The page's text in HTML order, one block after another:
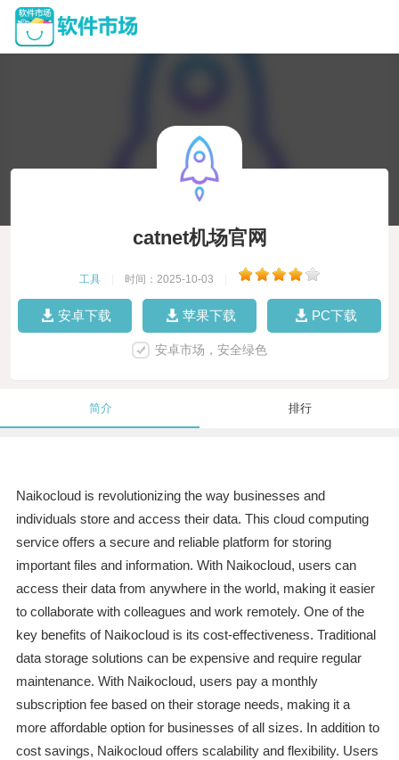
catnet机场官网
工具 时间：2025-10-03
安卓下载 苹果下载 PC下载
安卓市场，安全绿色
简介 排行
Naikocloud is revolutionizing the way businesses and
individuals store and access their data. This cloud computing
service offers a secure and reliable platform for storing
important files and information. With Naikocloud, users can
access their data from anywhere in the world, making it easier
to collaborate with colleagues and work remotely. One of the
key benefits of Naikocloud is its cost-effectiveness. Traditional
data storage solutions can be expensive and require regular
maintenance. With Naikocloud, users pay a monthly
subscription fee based on their storage needs, making it a
more affordable option for businesses of all sizes. In addition to
cost savings, Naikocloud offers scalability and flexibility. Users